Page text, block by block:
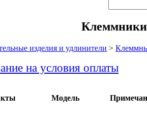
Клеммники
изделия и удлинители >
на условия оплаты
Модель